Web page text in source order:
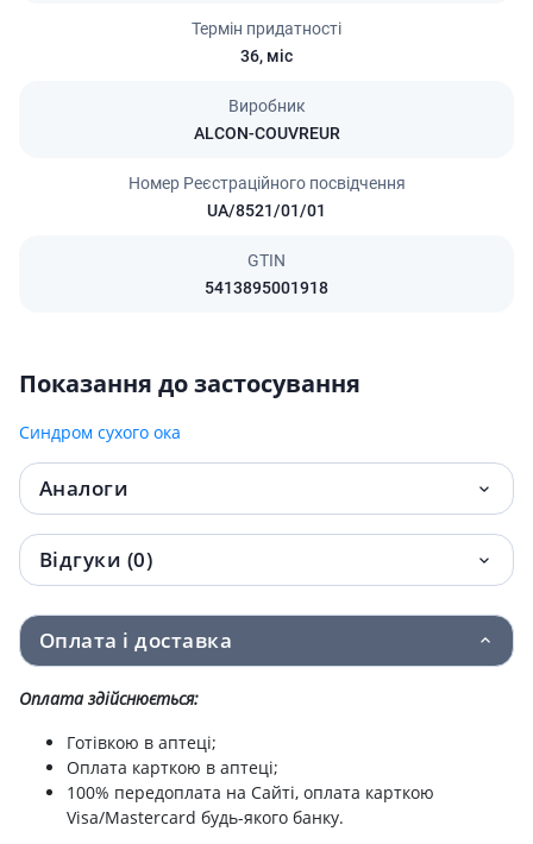
Термін придатності
36, міс
Виробник
ALCON-COUVREUR
Номер Реєстраційного посвідчення
UA/8521/01/01
GTIN
5413895001918
Показання до застосування
Синдром сухого ока
Аналоги
Відгуки (0)
Оплата і доставка
Оплата здійснюється:
Готівкою в аптеці;
Оплата карткою в аптеці;
100% передоплата на Сайті, оплата карткою
Visa/Mastercard будь-якого банку.